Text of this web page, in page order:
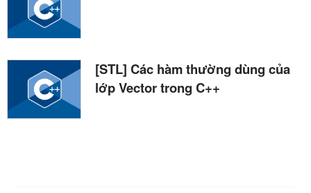
[STL] Các hàm thường dùng của
lớp Vector trong C++